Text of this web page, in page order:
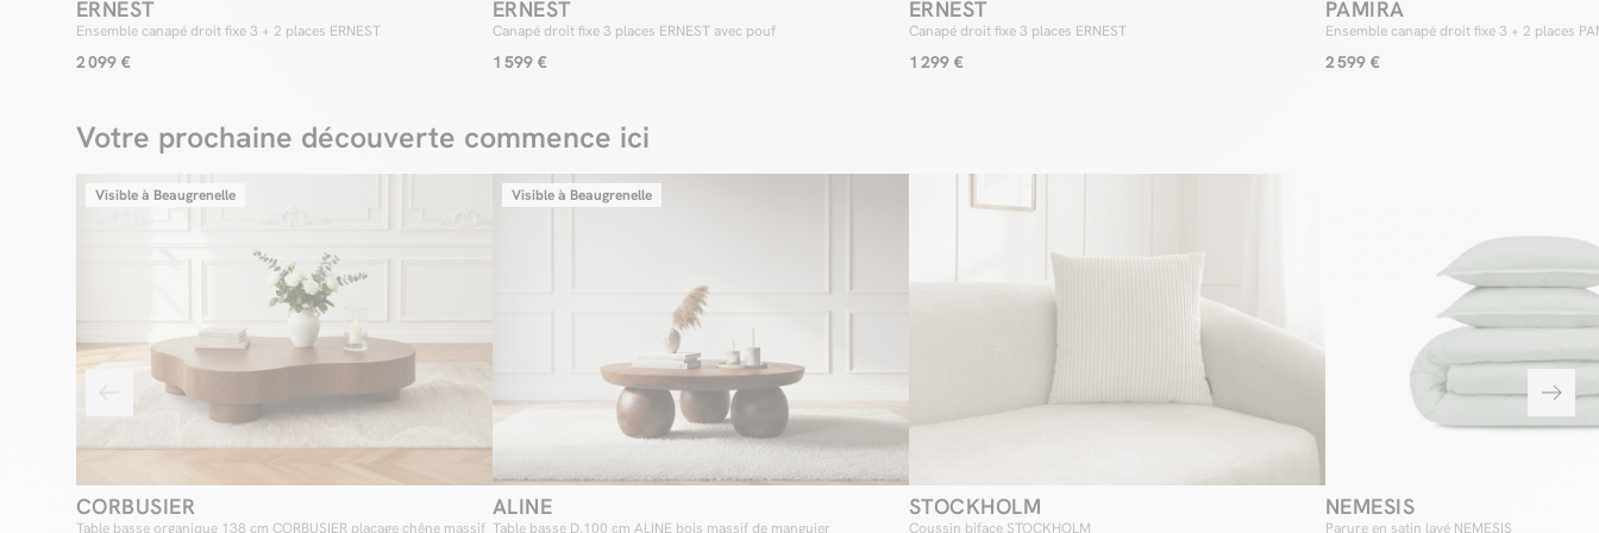
ERNEST
Ensemble canapé droit fixe 3 + 2 places ERNEST
2 099 €
ERNEST
Canapé droit fixe 3 places ERNEST avec pouf
1 599 €
ERNEST
Canapé droit fixe 3 places ERNEST
1 299 €
PAMIRA
Ensemble canapé droit fixe 3 + 2 places
2 599 €
Votre prochaine découverte commence ici
Visible à Beaugrenelle
CORBUSIER
Table basse organique 138 cm CORBUSIER placage chêne massif
Visible à Beaugrenelle
ALINE
Table basse D.100 cm ALINE bois massif de manguier
STOCKHOLM
Coussin biface STOCKHOLM
NEMESIS
Parure en satin lavé NEMESIS